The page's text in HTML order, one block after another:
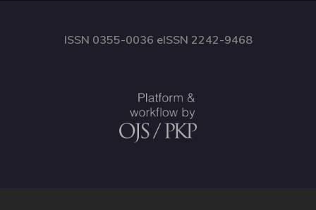
ISSN 0355-0036 eISSN 2242-9468